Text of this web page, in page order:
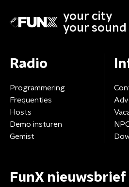
your city
your sound
Radio
Programmering
Frequenties
Hosts
Demo insturen
Gemist
FunX nieuwsbrief